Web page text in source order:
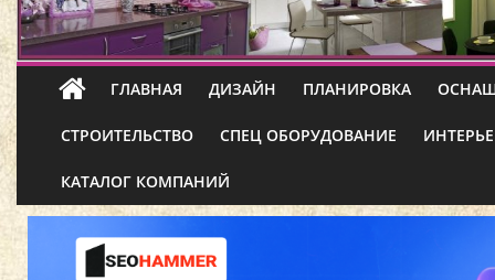
ГЛАВНАЯ ДИЗАЙН ПЛАНИРОВКА
СТРОИТЕЛЬСТВО СПЕЦ ОБОРУДОВАНИЕ
КАТАЛОГ КОМПАНИЙ